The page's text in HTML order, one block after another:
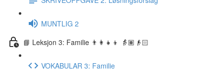
MUNTLIG 2
📘 Leksjon 3: Familie 👨‍👩‍👧‍👦 👵🏽👴🏻
VOKABULAR 3: Familie